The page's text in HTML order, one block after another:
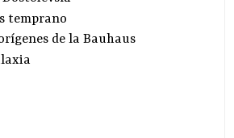
temprano
de la Bauhaus